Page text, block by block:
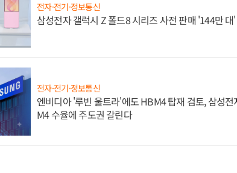
전자·전기·정보통신
삼성전자 갤럭시 Z 폴드8 시리즈 사전 판매 '144만 대
전자·전기·정보통신
엔비디아 '루빈 울트라'에도 HBM4 탑재 검토, 삼성전
M4 수율에 주도권 갈린다